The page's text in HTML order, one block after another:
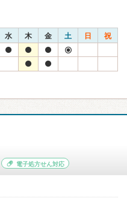
水 木 金 土 日 祝
電子処方せん対応